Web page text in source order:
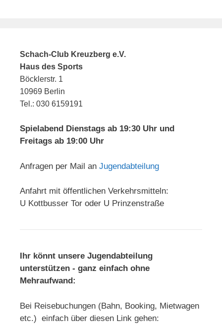
Schach-Club Kreuzberg e.V.
Haus des Sports
Böcklerstr. 1
10969 Berlin
Tel.: 030 6159191
Spielabend Dienstags ab 19:30 Uhr und
Freitags ab 19:00 Uhr
Anfragen per Mail an Jugendabteilung
Anfahrt mit öffentlichen Verkehrsmitteln:
U Kottbusser Tor oder U Prinzenstraße
Ihr könnt unsere Jugendabteilung
unterstützen - ganz einfach ohne
Mehraufwand:
Bei Reisebuchungen (Bahn, Booking, Mietwagen
etc.) einfach über diesen Link gehen: